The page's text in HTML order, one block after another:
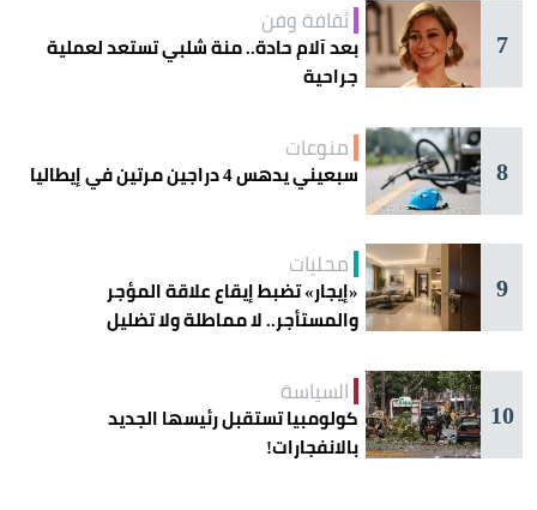
7
ثقافة وفن
بعد آلام حادة.. منة شلبي تستعد لعملية
جراحية
8
منوعات
سبعيني يدهس 4 دراجين مرتين في إيطاليا
9
محليات
«إيجار» تضبط إيقاع علاقة المؤجر
والمستأجر.. لا مماطلة ولا تضليل
10
السياسة
كولومبيا تستقبل رئيسها الجديد
بالانفجارات!